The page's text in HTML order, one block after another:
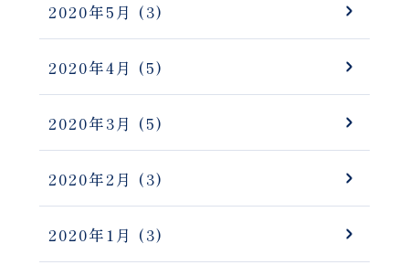
2020年5月 (3)
2020年4月 (5)
2020年3月 (5)
2020年2月 (3)
2020年1月 (3)